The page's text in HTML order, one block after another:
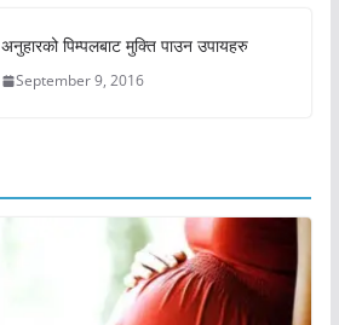
अनुहारको पिम्पलबाट मुक्ति पाउन उपायहरु
September 9, 2016